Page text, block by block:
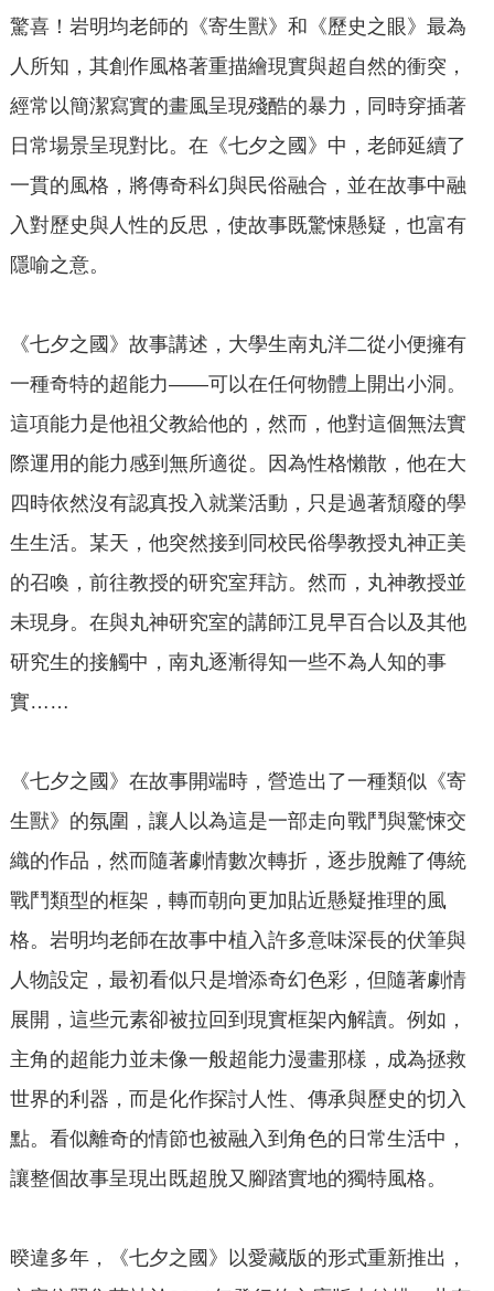
驚喜！岩明均老師的《寄生獸》和《歷史之眼》最為
人所知，其創作風格著重描繪現實與超自然的衝突，
經常以簡潔寫實的畫風呈現殘酷的暴力，同時穿插著
日常場景呈現對比。在《七夕之國》中，老師延續了
一貫的風格，將傳奇科幻與民俗融合，並在故事中融
入對歷史與人性的反思，使故事既驚悚懸疑，也富有
隱喻之意。
《七夕之國》故事講述，大學生南丸洋二從小便擁有
一種奇特的超能力——可以在任何物體上開出小洞。
這項能力是他祖父教給他的，然而，他對這個無法實
際運用的能力感到無所適從。因為性格懶散，他在大
四時依然沒有認真投入就業活動，只是過著頹廢的學
生生活。某天，他突然接到同校民俗學教授丸神正美
的召喚，前往教授的研究室拜訪。然而，丸神教授並
未現身。在與丸神研究室的講師江見早百合以及其他
研究生的接觸中，南丸逐漸得知一些不為人知的事
實……
《七夕之國》在故事開端時，營造出了一種類似《寄
生獸》的氛圍，讓人以為這是一部走向戰鬥與驚悚交
織的作品，然而隨著劇情數次轉折，逐步脫離了傳統
戰鬥類型的框架，轉而朝向更加貼近懸疑推理的風
格。岩明均老師在故事中植入許多意味深長的伏筆與
人物設定，最初看似只是增添奇幻色彩，但隨著劇情
展開，這些元素卻被拉回到現實框架內解讀。例如，
主角的超能力並未像一般超能力漫畫那樣，成為拯救
世界的利器，而是化作探討人性、傳承與歷史的切入
點。看似離奇的情節也被融入到角色的日常生活中，
讓整個故事呈現出既超脫又腳踏實地的獨特風格。
暌違多年，《七夕之國》以愛藏版的形式重新推出，